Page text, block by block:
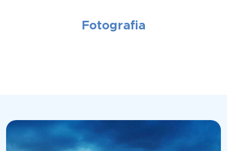
Fotografia